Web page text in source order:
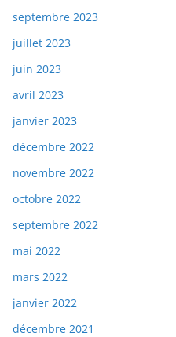
septembre 2023
juillet 2023
juin 2023
avril 2023
janvier 2023
décembre 2022
novembre 2022
octobre 2022
septembre 2022
mai 2022
mars 2022
janvier 2022
décembre 2021